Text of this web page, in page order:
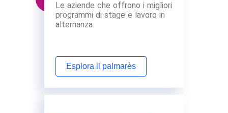
Le aziende che offrono i migliori
programmi di stage e lavoro in
alternanza.
Esplora il palmarès